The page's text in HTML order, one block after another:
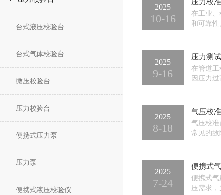
台式液压校验台
台式气体校验台
微压校验台
压力校验台
便携式压力泵
压力泵
便携式液压校验仪
2025
10-16
压力校
在工业、
和可靠性
的准备工
2025
9-16
压力测
在管道工
因压力
行。一、
2025
8-18
气压校
气压校准
常见的故
部件磨损
2025
7-24
便携式
便携式气
压需求